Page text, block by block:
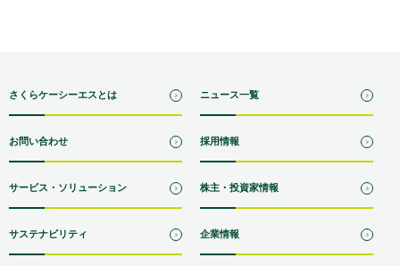
さくらケーシーエスとは ニュース一覧
お問い合わせ 採用情報
サービス・ソリューション 株主・投資家情報
サステナビリティ 企業情報